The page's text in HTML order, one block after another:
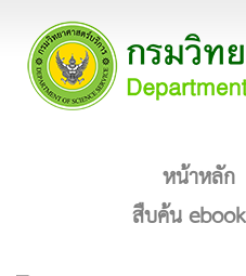
หน้าหลัก
สืบค้น ebook